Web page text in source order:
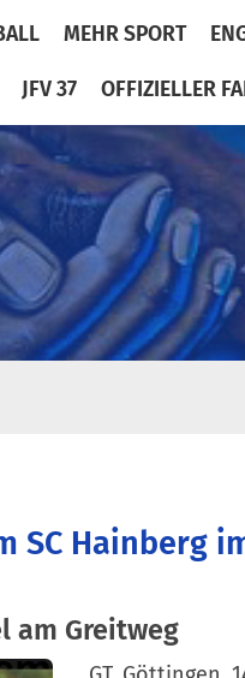
MEHR SPORT
JFV 37 OFFIZIELLER
SC Hainberg
am Greitweg